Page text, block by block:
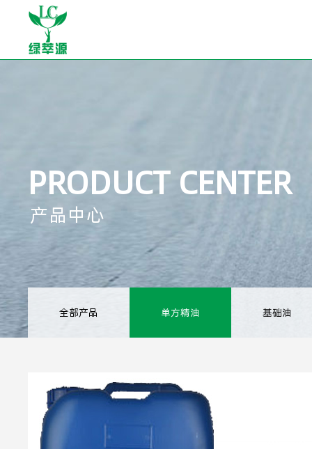
PRODUCT CENTER
产品中心
全部产品 单方精油 基础油